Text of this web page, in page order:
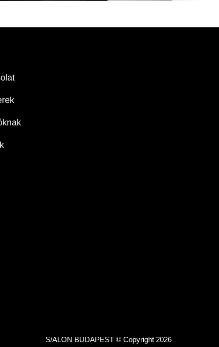
S/ALON BUDAPEST © Copyright 2026